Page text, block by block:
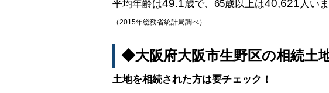
平均年齢は49.1歳で、65歳以上は40,621 人い
（2015年総務省統計局調べ）
◆大阪府大阪市生野区の相続土
土地を相続された方は要チェック！